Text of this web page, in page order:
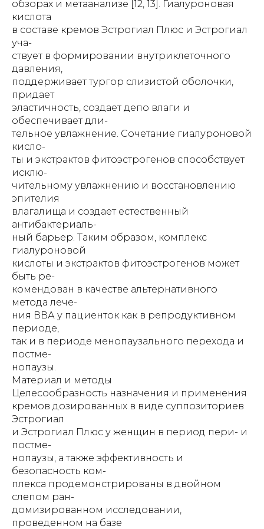
обзорах и метаанализе [12, 13]. Гиалуроновая
кислота
в составе кремов Эстрогиал Плюс и Эстрогиал
уча-
ствует в формировании внутриклеточного
давления,
поддерживает тургор слизистой оболочки,
придает
эластичность, создает депо влаги и
обеспечивает дли-
тельное увлажнение. Сочетание гиалуроновой
кисло-
ты и экстрактов фитоэстрогенов способствует
исклю-
чительному увлажнению и восстановлению
эпителия
влагалища и создает естественный
антибактериаль-
ный барьер. Таким образом, комплекс
гиалуроновой
кислоты и экстрактов фитоэстрогенов может
быть ре-
комендован в качестве альтернативного
метода лече-
ния ВВА у пациенток как в репродуктивном
периоде,
так и в периоде менопаузального перехода и
постме-
нопаузы.
Материал и методы
Целесообразность назначения и применения
кремов дозированных в виде суппозиториев
Эстрогиал
и Эстрогиал Плюс у женщин в период пери- и
постме-
нопаузы, а также эффективность и
безопасность ком-
плекса продемонстрированы в двойном
слепом ран-
домизированном исследовании,
проведенном на базе